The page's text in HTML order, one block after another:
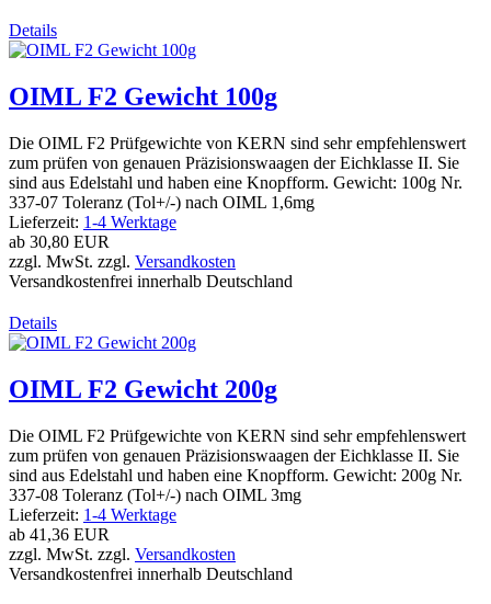
Details
OIML F2 Gewicht 100g
Die OIML F2 Prüfgewichte von KERN sind sehr empfehlenswert
zum prüfen von genauen Präzisionswaagen der Eichklasse II. Sie
sind aus Edelstahl und haben eine Knopfform. Gewicht: 100g Nr.
337-07 Toleranz (Tol+/-) nach OIML 1,6mg
Lieferzeit: 1-4 Werktage
ab 30,80 EUR
zzgl. MwSt. zzgl. Versandkosten
Versandkostenfrei innerhalb Deutschland
Details
OIML F2 Gewicht 200g
Die OIML F2 Prüfgewichte von KERN sind sehr empfehlenswert
zum prüfen von genauen Präzisionswaagen der Eichklasse II. Sie
sind aus Edelstahl und haben eine Knopfform. Gewicht: 200g Nr.
337-08 Toleranz (Tol+/-) nach OIML 3mg
Lieferzeit: 1-4 Werktage
ab 41,36 EUR
zzgl. MwSt. zzgl. Versandkosten
Versandkostenfrei innerhalb Deutschland